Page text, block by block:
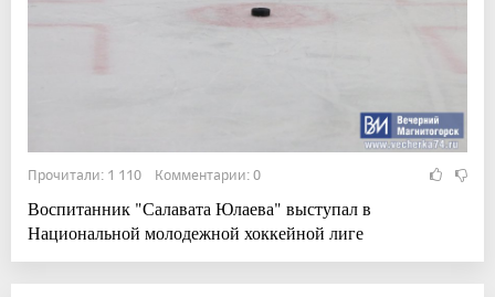
Прочитали: 1 110 Комментарии: 0
Воспитанник "Салавата Юлаева" выступал в
Национальной молодежной хоккейной лиге